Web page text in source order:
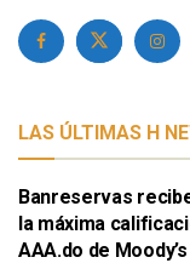
LAS ÚLTIMAS H
Banreservas
la máxima
AAA.do de